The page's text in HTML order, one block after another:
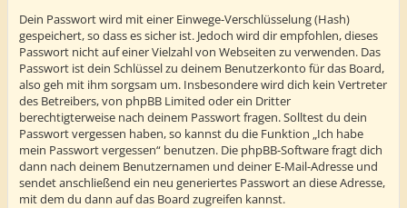
Dein Passwort wird mit einer Einwege-Verschlüsselung (Hash)
gespeichert, so dass es sicher ist. Jedoch wird dir empfohlen, dieses
Passwort nicht auf einer Vielzahl von Webseiten zu verwenden. Das
Passwort ist dein Schlüssel zu deinem Benutzerkonto für das Board,
also geh mit ihm sorgsam um. Insbesondere wird dich kein Vertreter
des Betreibers, von phpBB Limited oder ein Dritter
berechtigterweise nach deinem Passwort fragen. Solltest du dein
Passwort vergessen haben, so kannst du die Funktion „Ich habe
mein Passwort vergessen“ benutzen. Die phpBB-Software fragt dich
dann nach deinem Benutzernamen und deiner E-Mail-Adresse und
sendet anschließend ein neu generiertes Passwort an diese Adresse,
mit dem du dann auf das Board zugreifen kannst.